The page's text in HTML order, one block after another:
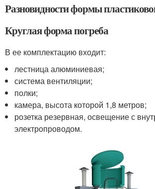
Разновидности формы
Круглая форма погреба
В ее комплектацию входит:
лестница алюминиевая;
система вентиляции;
полки;
камера, высота которой 1,8 метров;
розетка резервная, освещение с
электропроводом.